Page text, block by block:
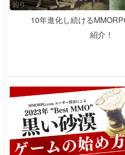
10年進化し続ける
紹介！